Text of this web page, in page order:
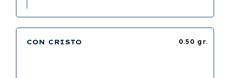
0.50 gr.
CON CRISTO